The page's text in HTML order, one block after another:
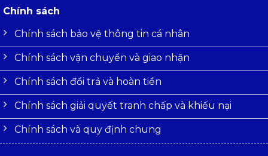
Chính sách
Chính sách bảo vệ thông tin cá nhân
Chính sách vận chuyển và giao nhận
Chính sách đổi trả và hoàn tiền
Chính sách giải quyết tranh chấp và khiếu nại
Chính sách và quy định chung